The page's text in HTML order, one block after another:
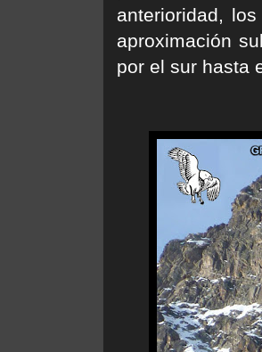
anterioridad,
aproximación
por el sur hasta